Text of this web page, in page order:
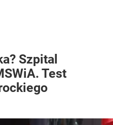
Szpital
Test